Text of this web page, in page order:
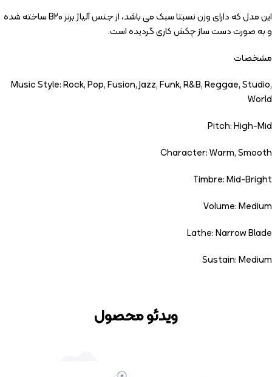
این مدل که دارای وزن نسبتا سبک می باشد، از جنس آلیاژ برنز B20 ساخته شده
و به صورت دست ساز چکش کاری گردیده است.
مشخصات
Music Style: Rock, Pop, Fusion, Jazz, Funk, R&B, Reggae, Studio,
World
Pitch: High-Mid
Character: Warm, Smooth
Timbre: Mid-Bright
Volume: Medium
Lathe: Narrow Blade
Sustain: Medium
ویدئو محصول